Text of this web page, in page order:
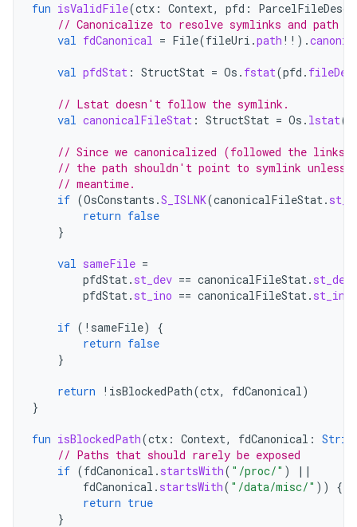
fun isValidFile(ctx : Context, pfd :
// Canonicalize to resolve symlinks and path
val fdCanonical = File(fileUri .path !! ).
val pfdStat : StructStat = Os . fstat(pfd .
// Lstat doesn't follow the symlink.
val canonicalFileStat : StructStat = Os . lstat(
// Since we canonicalized (followed the
// the path shouldn't point to symlink unless
// meantime.
if (OsConstants .S_ISLNK(canonicalFileStat.
return false
}
val sameFile =
pfdStat. st_dev == canonicalFileStat. st_dev
pfdStat. st_ino == canonicalFileStat. st_ino
if ( ! sameFile)
{
return false
}
return ! isBlockedPath(ctx, fdCanonical)
}
fun isBlockedPath(ctx : Context, fdCanonical :
// Paths that should rarely be exposed
if (fdCanonical . startsWith( "/proc/" )
||
fdCanonical . startsWith( "/data/misc/" ))
{
return true
}